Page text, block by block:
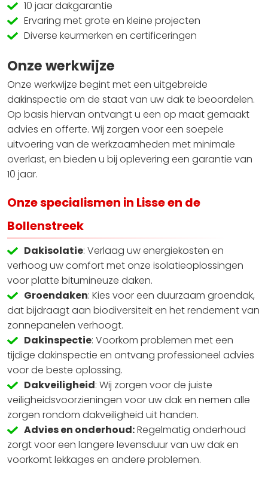
10 jaar dakgarantie
Ervaring met grote en kleine projecten
Diverse keurmerken en certificeringen
Onze werkwijze
Onze werkwijze begint met een uitgebreide
dakinspectie om de staat van uw dak te beoordelen.
Op basis hiervan ontvangt u een op maat gemaakt
advies en offerte. Wij zorgen voor een soepele
uitvoering van de werkzaamheden met minimale
overlast, en bieden u bij oplevering een garantie van
10 jaar.
Onze specialismen in Lisse en de
Bollenstreek
Dakisolatie: Verlaag uw energiekosten en
verhoog uw comfort met onze isolatieoplossingen
voor platte bitumineuze daken.
Groendaken: Kies voor een duurzaam groendak,
dat bijdraagt aan biodiversiteit en het rendement van
zonnepanelen verhoogt.
Dakinspectie: Voorkom problemen met een
tijdige dakinspectie en ontvang professioneel advies
voor de beste oplossing.
Dakveiligheid: Wij zorgen voor de juiste
veiligheidsvoorzieningen voor uw dak en nemen alle
zorgen rondom dakveiligheid uit handen.
Advies en onderhoud:Regelmatig onderhoud
zorgt voor een langere levensduur van uw dak en
voorkomt lekkages en andere problemen.